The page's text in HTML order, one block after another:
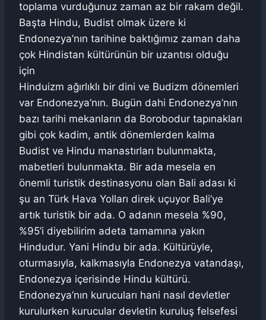
toplama vurduğunuz zaman az bir rakam değil.
Başta Hindu, Budist olmak üzere ki
Endonezya’nın tarihine baktığımız zaman daha
çok Hindistan kültürünün bir uzantısı olduğu
için
Hinduizm ağırlıklı bir dini ve Budizm dönemleri
var Endonezya’nın. Bugün dahi Endonezya’nın
bazı tarihi mekanların da Borobodur tapınakları
gibi çok kadim, antik dönemlerden kalma
Budist ve Hindu manastırları bulunmakta,
mabetleri bulunmakta. Bir ada mesela en
önemli turistik destinasyonu olan Bali adası ki
şu an Türk Hava Yolları direk uçuyor Bali’ye
artık turistik bir ada. O adanın mesela %90,
%95’i diyebilirim adeta tamamına yakın
Hindudur. Yani Hindu bir ada. Kültürüyle,
oturmasıyla, kalkmasıyla Endonezya vatandaşı,
Endonezya içerisinde Hindu kültürü.
Endonezya’nın kurucuları hani nasıl devletler
kurulurken kurucular devletin kuruluş felsefesi